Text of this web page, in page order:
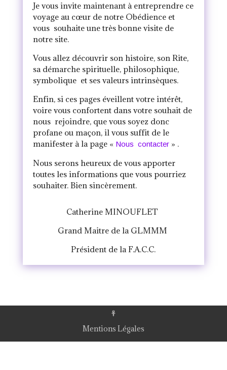
Je vous invite maintenant à entreprendre ce
voyage au cœur de notre Obédience et
vous souhaite une très bonne visite de
notre site.
Vous allez découvrir son histoire, son Rite,
sa démarche spirituelle, philosophique,
symbolique et ses valeurs intrinsèques.
Enfin, si ces pages éveillent votre intérêt,
voire vous confortent dans votre souhait de
nous rejoindre, que vous soyez donc
profane ou maçon, il vous suffit de le
manifester à la page « Nous contacter» .
Nous serons heureux de vous apporter
toutes les informations que vous pourriez
souhaiter. Bien sincèrement.
Catherine MINOUFLET
Grand Maitre de la GLMMM
Président de la F.A.C.C.
Mentions Légales